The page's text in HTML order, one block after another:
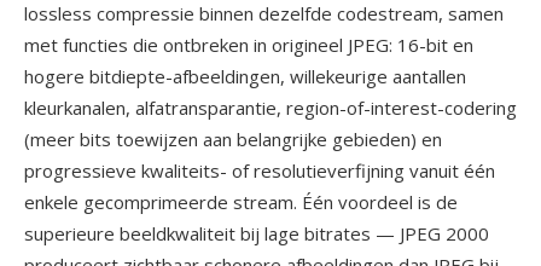
lossless compressie binnen dezelfde codestream, samen
met functies die ontbreken in origineel JPEG: 16-bit en
hogere bitdiepte-afbeeldingen, willekeurige aantallen
kleurkanalen, alfatransparantie, region-of-interest-codering
(meer bits toewijzen aan belangrijke gebieden) en
progressieve kwaliteits- of resolutieverfijning vanuit één
enkele gecomprimeerde stream. Één voordeel is de
superieure beeldkwaliteit bij lage bitrates — JPEG 2000